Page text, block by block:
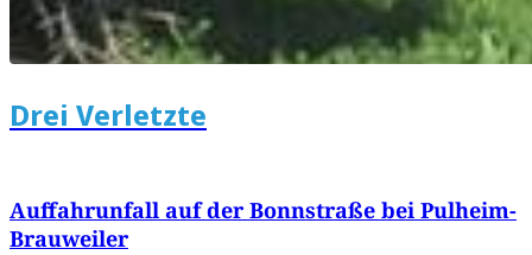
Drei Verletzte
Auffahrunfall auf der Bonnstraße bei Pulheim-
Brauweiler